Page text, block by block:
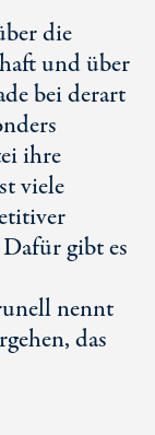
die
und über
bei derart
ihre
viele
gibt es
nennt
das